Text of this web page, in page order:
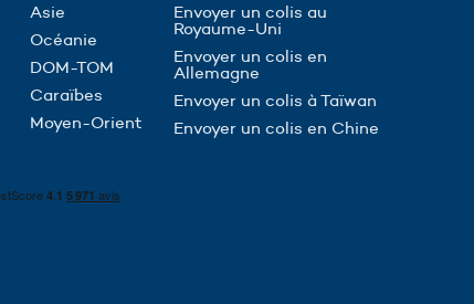
Asie
Océanie
DOM-TOM
Caraïbes
Moyen-Orient
Envoyer un colis au
Royaume-Uni
Envoyer un colis en
Allemagne
Envoyer un colis à Taïwan
Envoyer un colis en Chine